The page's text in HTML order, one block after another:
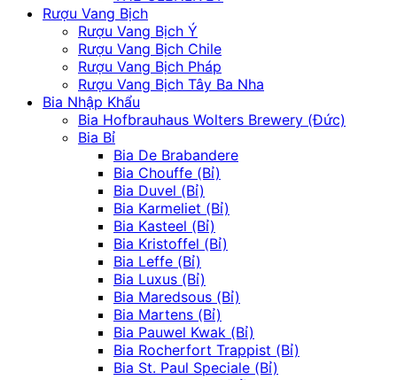
Rượu Vang Bịch
Rượu Vang Bịch Ý
Rượu Vang Bịch Chile
Rượu Vang Bịch Pháp
Rượu Vang Bịch Tây Ba Nha
Bia Nhập Khẩu
Bia Hofbrauhaus Wolters Brewery (Đức)
Bia Bỉ
Bia De Brabandere
Bia Chouffe (Bỉ)
Bia Duvel (Bỉ)
Bia Karmeliet (Bỉ)
Bia Kasteel (Bỉ)
Bia Kristoffel (Bỉ)
Bia Leffe (Bỉ)
Bia Luxus (Bỉ)
Bia Maredsous (Bỉ)
Bia Martens (Bỉ)
Bia Pauwel Kwak (Bỉ)
Bia Rocherfort Trappist (Bỉ)
Bia St. Paul Speciale (Bỉ)